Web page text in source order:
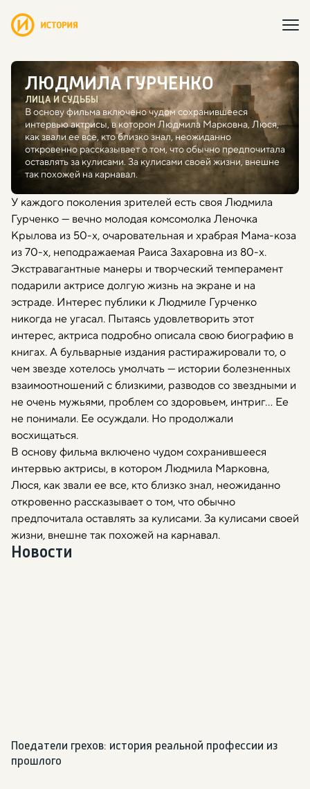
ЛЮДМИЛА ГУРЧЕНКО
ЛИЦА И СУДЬБЫ
В основу фильма включено чудом сохранившееся
интервью актрисы, в котором Людмила Марковна, Люся,
как звали ее все, кто близко знал, неожиданно
откровенно рассказывает о том, что обычно предпочитала
оставлять за кулисами. За кулисами своей жизни, внешне
так похожей на карнавал.
У каждого поколения зрителей есть своя Людмила
Гурченко — вечно молодая комсомолка Леночка
Крылова из 50-х, очаровательная и храбрая Мама-коза
из 70-х, неподражаемая Раиса Захаровна из 80-х.
Экстравагантные манеры и творческий темперамент
подарили актрисе долгую жизнь на экране и на
эстраде. Интерес публики к Людмиле Гурченко
никогда не угасал. Пытаясь удовлетворить этот
интерес, актриса подробно описала свою биографию в
книгах. А бульварные издания растиражировали то, о
чем звезде хотелось умолчать — истории болезненных
взаимоотношений с близкими, разводов со звездными и
не очень мужьями, проблем со здоровьем, интриг… Ее
не понимали. Ее осуждали. Но продолжали
восхищаться.
В основу фильма включено чудом сохранившееся
интервью актрисы, в котором Людмила Марковна,
Люся, как звали ее все, кто близко знал, неожиданно
откровенно рассказывает о том, что обычно
предпочитала оставлять за кулисами. За кулисами своей
жизни, внешне так похожей на карнавал.
Новости
Поедатели грехов: история реальной профессии из
прошлого